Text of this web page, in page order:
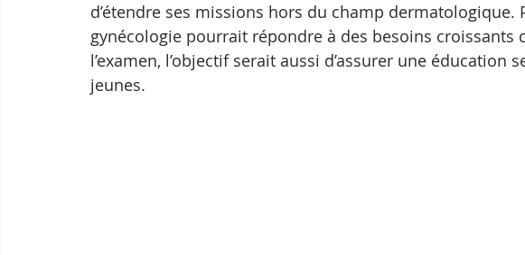
d’étendre ses missions hors du champ dermatologique.
gynécologie pourrait répondre à des besoins croissants
l’examen, l’objectif serait aussi d’assurer une éducation
jeunes.